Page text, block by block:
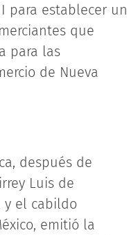
para establecer un
que
para las
de Nueva
después de
Luis de
y el cabildo
emitió la